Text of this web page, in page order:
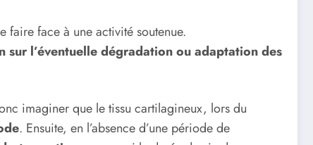
faire face à une activité soutenue.
sur l’éventuelle dégradation ou adaptation des
imaginer que le tissu cartilagineux, lors du
. Ensuite, en l’absence d’une période de